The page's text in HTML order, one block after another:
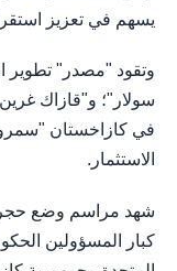
يسهم في تعزيز
وتقود "مصدر" تطوير
سولار"؛ و"قازاك
في كازاخستان
الاستثمار.
شهد مراسم وضع حجر
كبار المسؤولين